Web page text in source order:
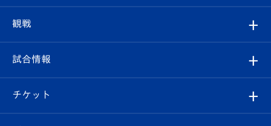
クラブ
試合情報
クラブ概要
エンブレム紹介
観戦
観戦ルール
はじめての観戦ガイド
試合情報
試合日程/結果
チケット